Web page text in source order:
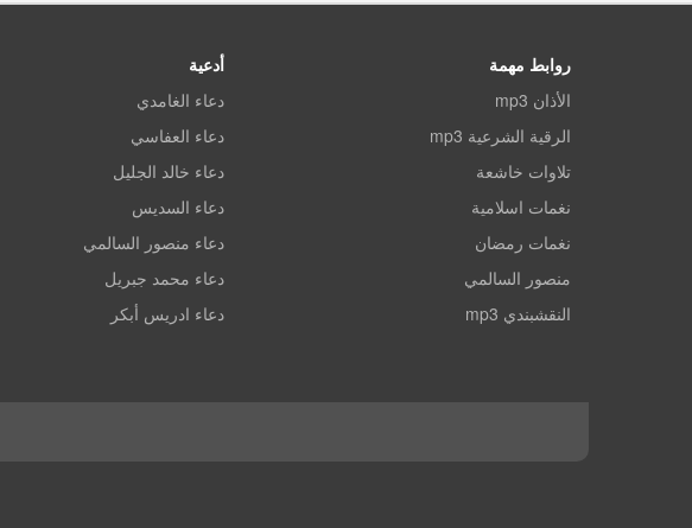
روابط مهمة
الأذان mp3
الرقية الشرعية mp3
تلاوات خاشعة
نغمات اسلامية
نغمات رمضان
منصور السالمي
النقشبندي mp3
أدعية
دعاء الغامدي
دعاء العفاسي
دعاء خالد الجليل
دعاء السديس
دعاء منصور السالمي
دعاء محمد جبريل
دعاء ادريس أبكر